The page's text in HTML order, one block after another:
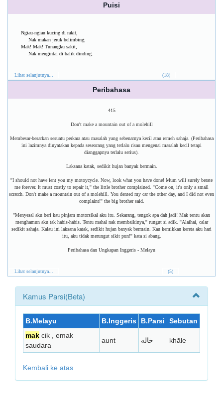
Puisi
Ngiau-ngiau kucing di rakit,
Nak makan jeruk belimbing;
Mak! Mak! Tunangku sakit,
Nak mengintai di balik dinding.
Lihat selanjutnya... (18)
Peribahasa
415
Don't make a mountain out of a molehill
Membesar-besarkan sesuatu perkara atau masalah yang sebenarnya kecil atau remeh sahaja. (Peribahasa
ini lazimnya dinyatakan kepada seseorang yang terlalu risau mengenai masalah kecil tetapi
dianggapnya terlalu serius).
Laksana katak, sedikit hujan banyak bermain.
''I should not have lent you my motoycycle. Now, look what you have done! Mum will surely berate
me forever. It must costly to repair it,'' the little brother complained. ''Come on, it's only a small
scratch. Don't make a mountain out of a molehill. You dented my car the other day, and I did not even
complaint!'' the big brother said.
''Menyesal aku beri kau pinjam motorsikal aku itu. Sekarang, tengok apa dah jadi! Mak tentu akan
menghamun aku tak habis-habis. Tentu mahal nak membaikinya,'' rungut si adik. ''Alaihai, calar
sedikit sahaja. Kalau ini laksana katak, sedikit hujan banyak bermain. Kau kemikkan kereta aku hari
itu, aku tidak merungut sikit pun!'' kata si abang.
Peribahasa dan Ungkapan Inggeris - Melayu
Lihat selanjutnya... (5)
Kamus Parsi(Beta)
B.Melayu B.Inggeris B.Parsi
Sebutan
mak cik , emak
saudara
aunt خاله khāle
Kembali ke atas